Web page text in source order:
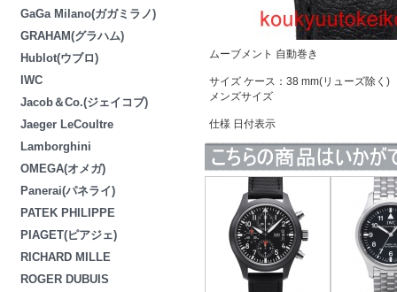
GaGa Milano(ガガミラノ)
GRAHAM(グラハム)
Hublot(ウブロ)
IWC
Jacob＆Co.(ジェイコブ)
Jaeger LeCoultre
Lamborghini
OMEGA(オメガ)
Panerai(パネライ)
PATEK PHILIPPE
PIAGET(ピアジェ)
RICHARD MILLE
ROGER DUBUIS
ムーブメント 自動巻き
サイズ ケース：38 mm(リューズ除く)
メンズサイズ
仕様 日付表示